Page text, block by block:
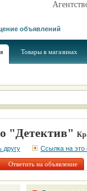
объявлений
Товары в магазинах
"Детектив"
другу Ссылка на это
Ответить на объявление